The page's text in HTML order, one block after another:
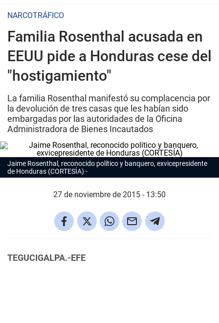
NARCOTRÁFICO
Familia Rosenthal acusada en
EEUU pide a Honduras cese del
"hostigamiento"
La familia Rosenthal manifestó su complacencia por
la devolución de tres casas que les habían sido
embargadas por las autoridades de la Oficina
Administradora de Bienes Incautados
Jaime Rosenthal, reconocido político y banquero, exvicepresidente
de Honduras (CORTESÍA)
27 de noviembre de 2015 - 13:50
TEGUCIGALPA.-EFE